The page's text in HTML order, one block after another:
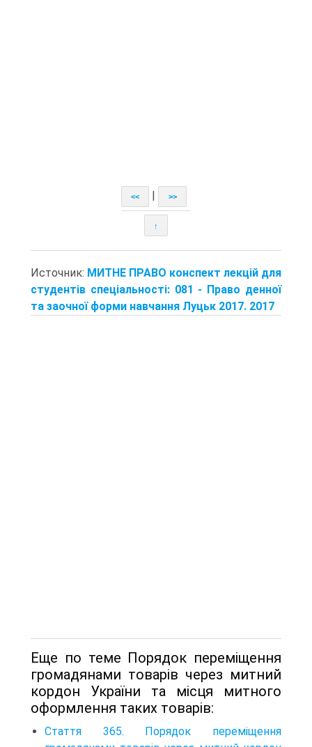
<< >>
↑
Источник: МИТНЕ ПРАВО конспект лекцій для
студентів спеціальності: 081 - Право денної
та заочної форми навчання Луцьк 2017. 2017
Еще по теме Порядок переміщення
громадянами товарів через митний
кордон України та місця митного
оформлення таких товарів:
Стаття 365. Порядок переміщення